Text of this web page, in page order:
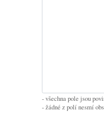
- všechna pole jsou
- žádné z polí nesmí